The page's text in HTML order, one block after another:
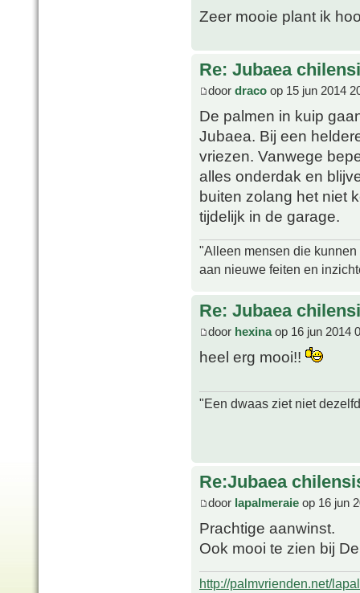
Zeer mooie plant ik
Re: Jubaea
door draco op 15 jun 2014
De palmen in kuip
Jubaea. Bij een
vriezen. Vanwege
alles onderdak en
buiten zolang het niet
tijdelijk in de garage.
"Alleen mensen die
aan nieuwe feiten en
Re: Jubaea
door hexinaop 16 jun 2014
heel erg mooi!!
"Een dwaas ziet niet
Re:Jubaea
door lapalmeraie op 16 jun
Prachtige aanwinst.
Ook mooi te zien bij
http://palmvrienden.net/